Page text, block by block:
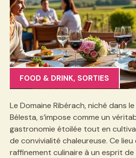
FOOD & DRINK, SORTIES
Le Domaine Ribérach, niché dans
Bélesta, s’impose comme un
gastronomie étoilée tout en
de convivialité chaleureuse. Ce
raffinement culinaire à un esprit